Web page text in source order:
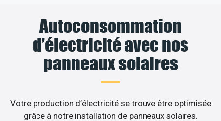
Autoconsommation
d’électricité avec nos
panneaux solaires
Votre production d’électricité se trouve être optimisée
grâce à notre installation de panneaux solaires.